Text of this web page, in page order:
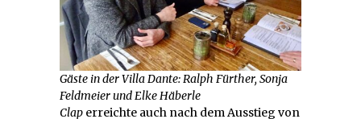
Gäste in der Villa Dante: Ralph Fürther, Sonja
Feldmeier und Elke Häberle
Clap erreichte auch nach dem Ausstieg von